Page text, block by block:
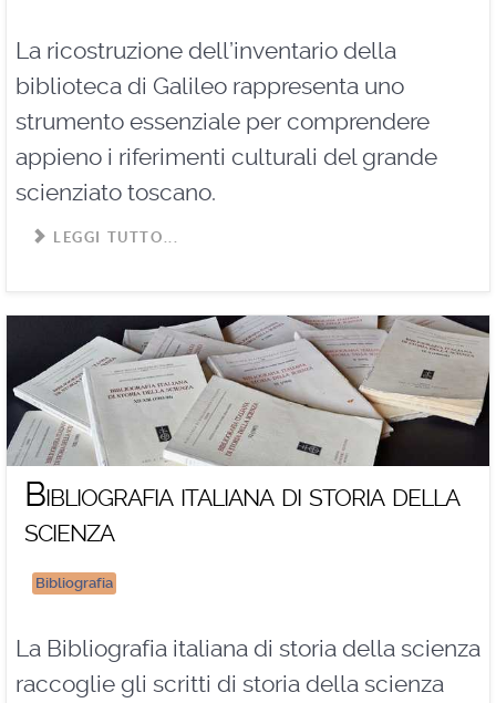
La ricostruzione dell’inventario della
biblioteca di Galileo rappresenta uno
strumento essenziale per comprendere
appieno i riferimenti culturali del grande
scienziato toscano.
LEGGI TUTTO...
Bibliografia italiana di storia della
scienza
Bibliografia
La Bibliografia italiana di storia della scienza
raccoglie gli scritti di storia della scienza